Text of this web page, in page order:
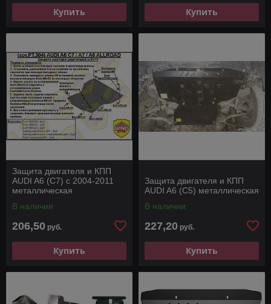
Купить Купить
Защита двигателя и КПП
AUDI A6 (C7) с 2004-2011
металлическая
В наличии
206,50 руб.
Купить
Защита двигателя и КПП
AUDI A6 (C5) металлическая
В наличии
227,20 руб.
Купить